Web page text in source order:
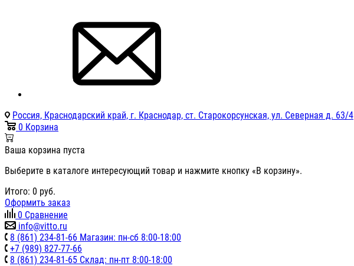
Россия, Краснодарский край, г. Краснодар, ст. Старокорсунская, ул. Северная д. 63/4
0 Корзина
Ваша корзина пуста
Выберите в каталоге интересующий товар и нажмите кнопку «В корзину».
Итого: 0 руб.
Оформить заказ
0 Сравнение
info@vitto.ru
8 (861) 234-81-66 Магазин: пн-сб 8:00-18:00
+7 (989) 827-77-66
8 (861) 234-81-65 Склад: пн-пт 8:00-18:00